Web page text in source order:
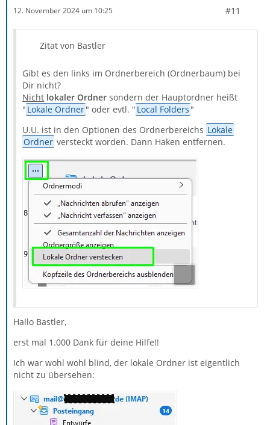
12. November 2024 um 10:25 #11
Zitat von Bastler
Gibt es den links im Ordnerbereich (Ordnerbaum) bei
Dir nicht?
Nicht lokaler Ordner sondern der Hauptordner heißt
" Lokale Ordner" oder evtl. " Local Folders "
U.U. ist in den Optionen des Ordnerbereichs Lokale
Ordner versteckt worden. Dann Haken entfernen.
Hallo Bastler,
erst mal 1.000 Dank für deine Hilfe!!
Ich war wohl wohl blind, der lokale Ordner ist eigentlich
nicht zu übersehen: